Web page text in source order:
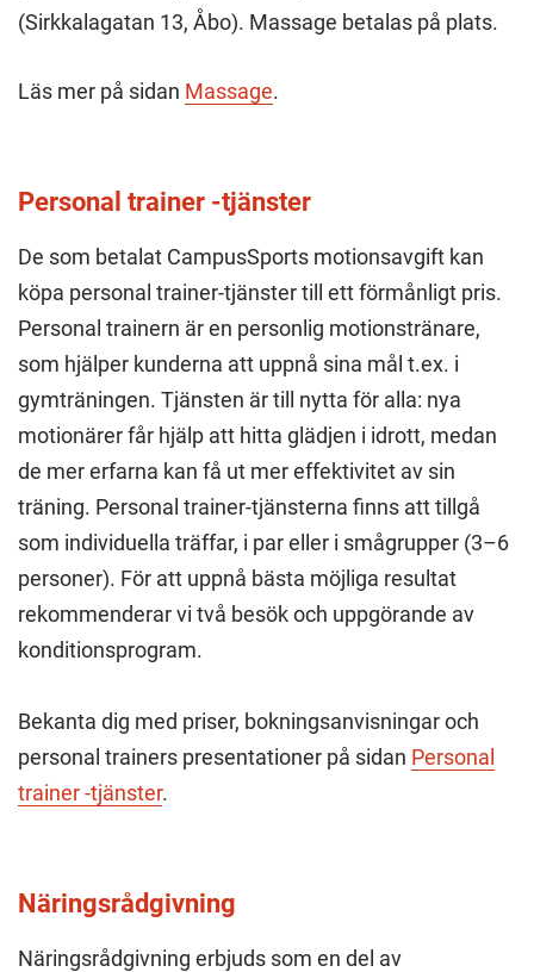
(Sirkkalagatan 13, Åbo). Massage betalas på plats.
Läs mer på sidan Massage.
Personal trainer -tjänster
De som betalat CampusSports motionsavgift kan
köpa personal trainer-tjänster till ett förmånligt pris.
Personal trainern är en personlig motionstränare,
som hjälper kunderna att uppnå sina mål t.ex. i
gymträningen. Tjänsten är till nytta för alla: nya
motionärer får hjälp att hitta glädjen i idrott, medan
de mer erfarna kan få ut mer effektivitet av sin
träning. Personal trainer-tjänsterna finns att tillgå
som individuella träffar, i par eller i smågrupper (3–6
personer). För att uppnå bästa möjliga resultat
rekommenderar vi två besök och uppgörande av
konditionsprogram.
Bekanta dig med priser, bokningsanvisningar och
personal trainers presentationer på sidan Personal
trainer -tjänster.
Näringsrådgivning
Näringsrådgivning erbjuds som en del av